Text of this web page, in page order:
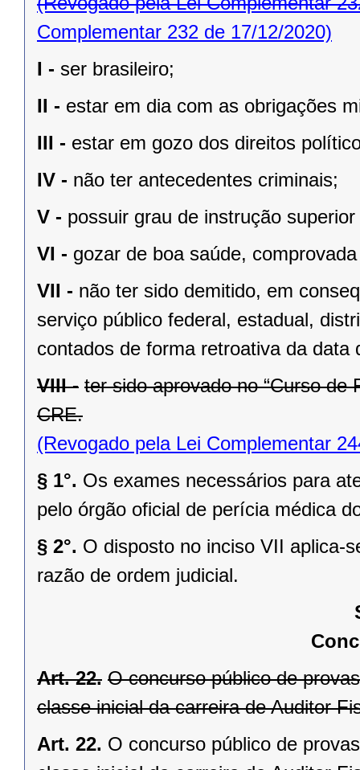
Complementar 232 de 17/12/2020)
I - ser brasileiro;
II - estar em dia com as obrigações
III - estar em gozo dos direitos
IV - não ter antecedentes criminais;
V - possuir grau de instrução
VI - gozar de boa saúde,
VII - não ter sido demitido, em
serviço público federal, estadual,
contados de forma retroativa da data
VIII - ter sido aprovado no “Curso de
CRE.
(Revogado pela Lei Complementar
§ 1°. Os exames necessários para
pelo órgão oficial de perícia médica
§ 2°. O disposto no inciso VII aplica-
razão de ordem judicial.
Art. 22. O concurso público de
classe inicial da carreira de Auditor
Art. 22. O concurso público de